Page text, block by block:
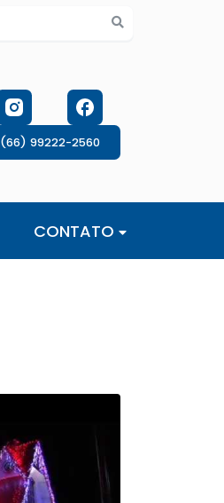
(66) 99222-2560
CONTATO